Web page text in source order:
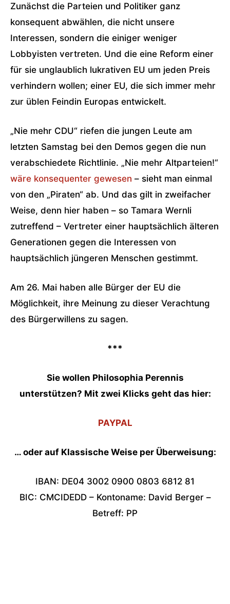
Zunächst die Parteien und Politiker ganz
konsequent abwählen, die nicht unsere
Interessen, sondern die einiger weniger
Lobbyisten vertreten. Und die eine Reform einer
für sie unglaublich lukrativen EU um jeden Preis
verhindern wollen; einer EU, die sich immer mehr
zur üblen Feindin Europas entwickelt.
„Nie mehr CDU“ riefen die jungen Leute am
letzten Samstag bei den Demos gegen die nun
verabschiedete Richtlinie. „Nie mehr Altparteien!“
wäre konsequenter gewesen – sieht man einmal
von den „Piraten“ ab. Und das gilt in zweifacher
Weise, denn hier haben – so Tamara Wernli
zutreffend – Vertreter einer hauptsächlich älteren
Generationen gegen die Interessen von
hauptsächlich jüngeren Menschen gestimmt.
Am 26. Mai haben alle Bürger der EU die
Möglichkeit, ihre Meinung zu dieser Verachtung
des Bürgerwillens zu sagen.
***
Sie wollen Philosophia Perennis
unterstützen? Mit zwei Klicks geht das hier:
PAYPAL
… oder auf Klassische Weise per Überweisung:
IBAN: DE04 3002 0900 0803 6812 81
BIC: CMCIDEDD – Kontoname: David Berger –
Betreff: PP